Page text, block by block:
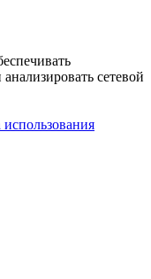
сетевой